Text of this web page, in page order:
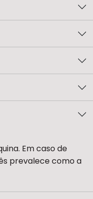
Em caso de
prevalece como a